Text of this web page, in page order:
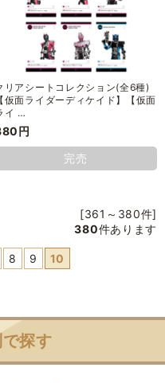
リアシートコレクション(全6種)
【仮面ライダーディケイド】【仮面
イ …
円
完売
[361～380件]
380件あります
8 9 10
探す